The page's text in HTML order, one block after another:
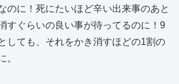
のに！死にたいほど辛い出来事のあと
すぐらいの良い事が待ってるのに！9
しても、それをかき消すほどの1割の
。